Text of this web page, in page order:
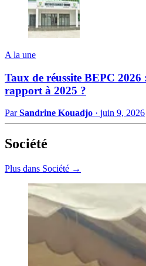
A la une
Taux de réussite BEPC
rapport à 2025 ?
ParSandrine Kouadjo · juin 9, 2026
Société
Plus dans Société →